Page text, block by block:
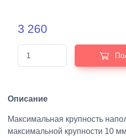
3 260
Описание
Максимальная крупность
максимальной крупности 10